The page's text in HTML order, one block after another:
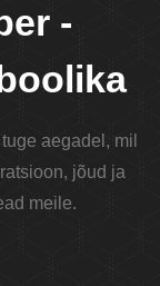
-
aegadel, mil
jõud ja
meile.